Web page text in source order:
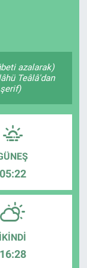
azalarak)
Teâlâ'dan
05:22
İKINDI
16:28